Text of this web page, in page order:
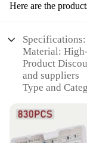
Here are the
Specifications:
Material:
Product
and suppliers
Type and
Usage and
Performance